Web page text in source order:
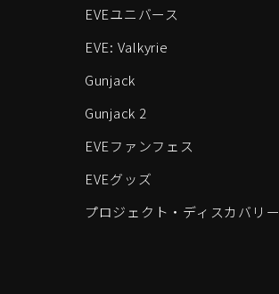
EVEユニバース
EVE: Valkyrie
Gunjack
Gunjack 2
EVEファンフェス
EVEグッズ
プロジェクト・ディスカバリー